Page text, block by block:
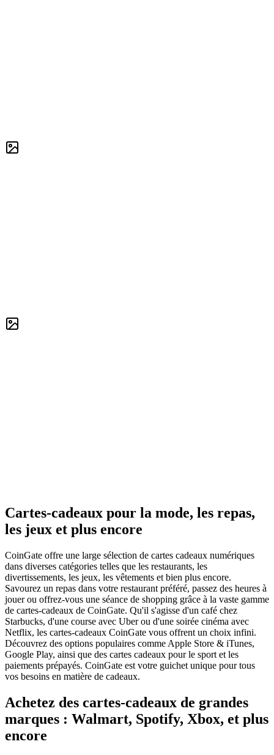
Cartes-cadeaux pour la mode, les repas,
les jeux et plus encore
CoinGate offre une large sélection de cartes cadeaux numériques
dans diverses catégories telles que les restaurants, les
divertissements, les jeux, les vêtements et bien plus encore.
Savourez un repas dans votre restaurant préféré, passez des heures à
jouer ou offrez-vous une séance de shopping grâce à la vaste gamme
de cartes-cadeaux de CoinGate. Qu'il s'agisse d'un café chez
Starbucks, d'une course avec Uber ou d'une soirée cinéma avec
Netflix, les cartes-cadeaux CoinGate vous offrent un choix infini.
Découvrez des options populaires comme Apple Store & iTunes,
Google Play, ainsi que des cartes cadeaux pour le sport et les
paiements prépayés. CoinGate est votre guichet unique pour tous
vos besoins en matière de cadeaux.
Achetez des cartes-cadeaux de grandes
marques : Walmart, Spotify, Xbox, et plus
encore